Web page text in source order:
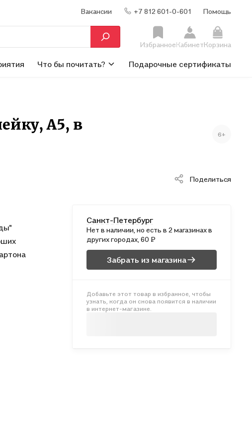
Вакансии +7 812 601-0-601 Помощь
ИзбранноеКабинетКорзина
Что бы почитать? Подарочные сертификаты
А5, в
6+
Поделиться
Санкт-Петербург
Нет в наличии, но есть в 2 магазинах в
других городах, 60 ₽
Забрать из магазина
Добавьте этот товар в избранное, чтобы
узнать, когда он снова появится в наличии
в интернет-магазине.